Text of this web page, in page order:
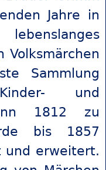
Jahre in
Volksmärchen
Sammlung
und
1812 zu
bis 1857
und erweitert.